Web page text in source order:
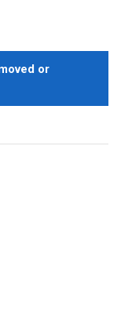
or